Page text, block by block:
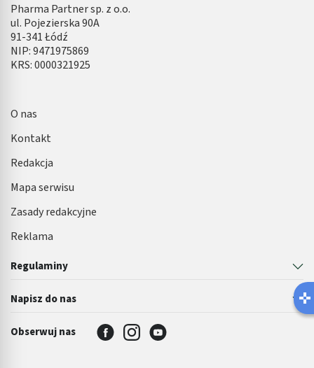
Pharma Partner sp. z o.o.
ul. Pojezierska 90A
91-341 Łódź
NIP: 9471975869
KRS: 0000321925
Regulaminy
Napisz do nas
O nas
Kontakt
Redakcja
Mapa serwisu
Zasady redakcyjne
Reklama
Obserwuj nas